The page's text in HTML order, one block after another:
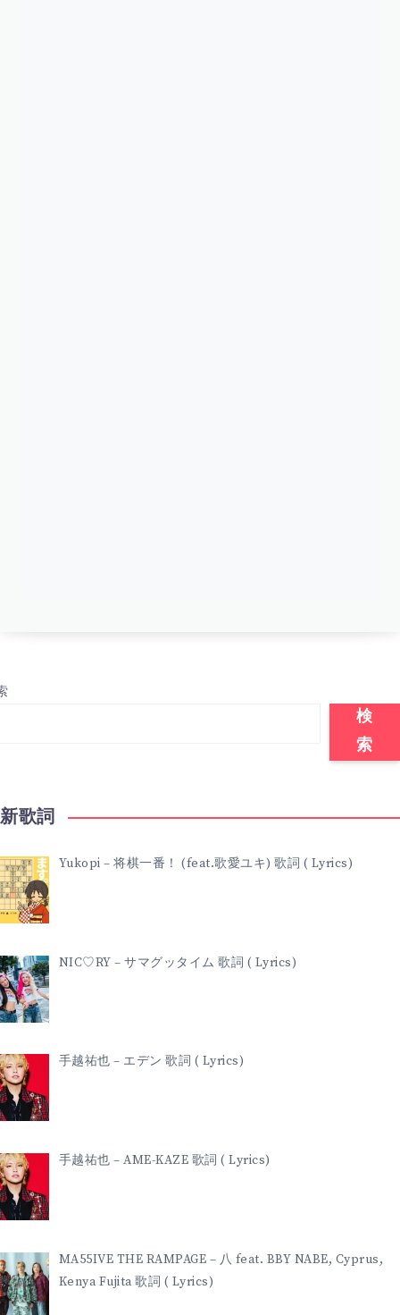
検
索
歌詞
Yukopi – 将棋一番！ (feat.歌愛ユキ) 歌詞 ( Lyrics)
NIC♡RY – サマグッタイム 歌詞 ( Lyrics)
手越祐也 – エデン 歌詞 ( Lyrics)
手越祐也 – AME-KAZE 歌詞 ( Lyrics)
MA55IVE THE RAMPAGE – 八 feat. BBY NABE, Cyprus,
Kenya Fujita 歌詞 ( Lyrics)